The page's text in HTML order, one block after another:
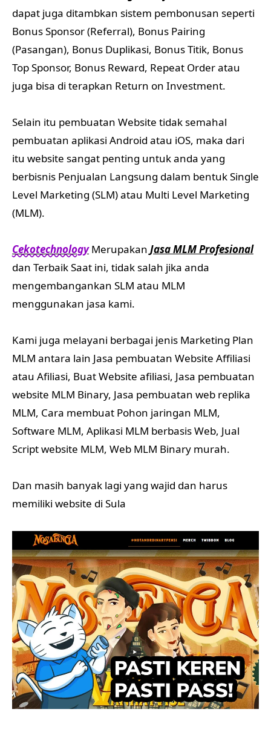
dapat juga ditambkan sistem pembonusan seperti
Bonus Sponsor (Referral), Bonus Pairing
(Pasangan), Bonus Duplikasi, Bonus Titik, Bonus
Top Sponsor, Bonus Reward, Repeat Order atau
juga bisa di terapkan Return on Investment.
Selain itu pembuatan Website tidak semahal
pembuatan aplikasi Android atau iOS, maka dari
itu website sangat penting untuk anda yang
berbisnis Penjualan Langsung dalam bentuk Single
Level Marketing (SLM) atau Multi Level Marketing
(MLM).
CekotechnologyMerupakan Jasa MLM Profesional
dan Terbaik Saat ini, tidak salah jika anda
mengembangankan SLM atau MLM
menggunakan jasa kami.
Kami juga melayani berbagai jenis Marketing Plan
MLM antara lain Jasa pembuatan Website Affiliasi
atau Afiliasi, Buat Website afiliasi, Jasa pembuatan
website MLM Binary, Jasa pembuatan web replika
MLM, Cara membuat Pohon jaringan MLM,
Software MLM, Aplikasi MLM berbasis Web, Jual
Script website MLM, Web MLM Binary murah.
Dan masih banyak lagi yang wajid dan harus
memiliki website di Sula